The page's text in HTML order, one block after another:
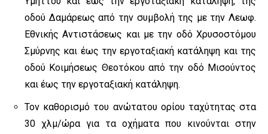
οδού Δαμάρεως από την συμβολή της με την Λεωφ.
Εθνικής Αντιστάσεως και με την οδό Χρυσοστόμου
Σμύρνης και έως την εργοταξιακή κατάληψη και της
οδού Κοιμήσεως Θεοτόκου από την οδό Μισούντος
και έως την εργοταξιακή κατάληψη.
Τον καθορισμό του ανώτατου ορίου ταχύτητας στα
30 χλμ/ώρα για τα οχήματα που κινούνται στην